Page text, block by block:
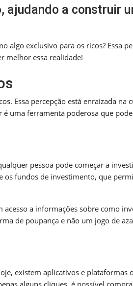
ajudando a construir
algo exclusivo para os ricos? Essa
melhor essa realidade!
Essa percepção está enraizada na
uma ferramenta poderosa que
pessoa pode começar a
os fundos de investimento, que
a informações sobre como
de poupança e não um jogo de
existem aplicativos e plataformas